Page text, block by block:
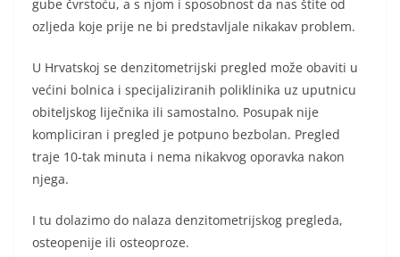
gube čvrstoću, a s njom i sposobnost da nas štite od
ozljeda koje prije ne bi predstavljale nikakav problem.
U Hrvatskoj se denzitometrijski pregled može obaviti u
većini bolnica i specijaliziranih poliklinika uz uputnicu
obiteljskog liječnika ili samostalno. Posupak nije
kompliciran i pregled je potpuno bezbolan. Pregled
traje 10-tak minuta i nema nikakvog oporavka nakon
njega.
I tu dolazimo do nalaza denzitometrijskog pregleda,
osteopenije ili osteoproze.